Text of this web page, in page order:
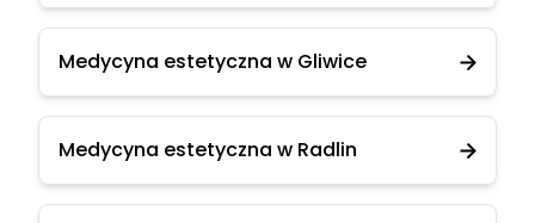
Medycyna estetyczna w Gliwice
Medycyna estetyczna w Radlin